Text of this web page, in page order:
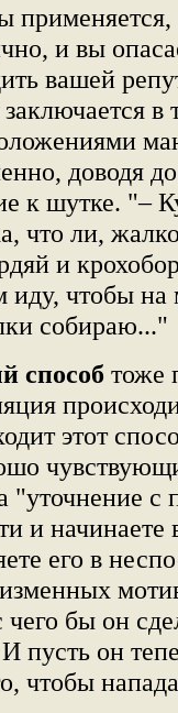
применяется,
и вы
вашей
в
доводя
к шутке. "–
что ли,
и
чтобы на
собираю..."
способ тоже
этот
"уточнение с
и начинаете
его в
чего бы он
пусть он
чтобы